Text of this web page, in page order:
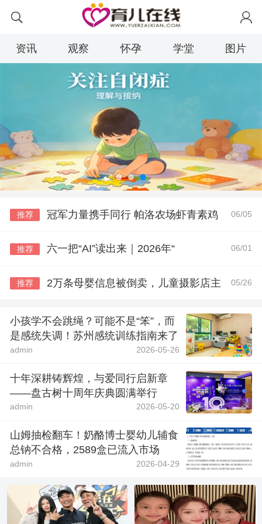
资讯 观察 怀孕 学堂 图片
06/05
推荐 冠军力量携手同行 帕洛农场虾青素鸡
06/01
推荐 六一把“AI”读出来｜2026年“
05/26
推荐 2万条母婴信息被倒卖，儿童摄影店主
小孩学不会跳绳？可能不是“笨”，而
是感统失调！苏州感统训练指南来了
admin 2026-05-26
十年深耕铸辉煌，与爱同行启新章
——盘古树十周年庆典圆满举行
admin 2026-05-20
山姆抽检翻车！奶酪博士婴幼儿辅食
总钠不合格，2589盒已流入市场
admin 2026-04-29